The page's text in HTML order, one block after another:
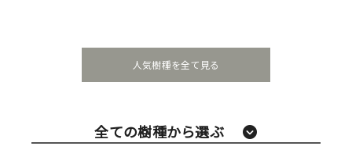
人気樹種を全て見る
全ての樹種から選ぶ